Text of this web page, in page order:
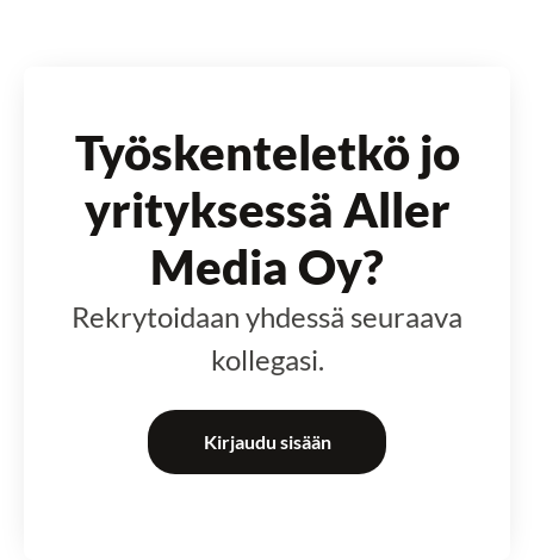
Työskenteletkö jo
yrityksessä Aller
Media Oy?
Rekrytoidaan yhdessä seuraava
kollegasi.
Kirjaudu sisään